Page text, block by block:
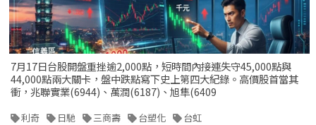
7月17日台股開盤重挫逾2,000點，短時間內接連失守45,000點與
44,000點兩大關卡，盤中跌點寫下史上第四大紀錄。高價股首當其
衝，兆聯實業(6944)、萬潤(6187)、旭隼(6409
利奇 日馳 三商壽 台塑化 台虹